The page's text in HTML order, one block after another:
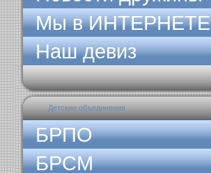
Мы в ИНТЕРНЕТЕ
Наш девиз
Детские объединения
БРПО
БРСМ